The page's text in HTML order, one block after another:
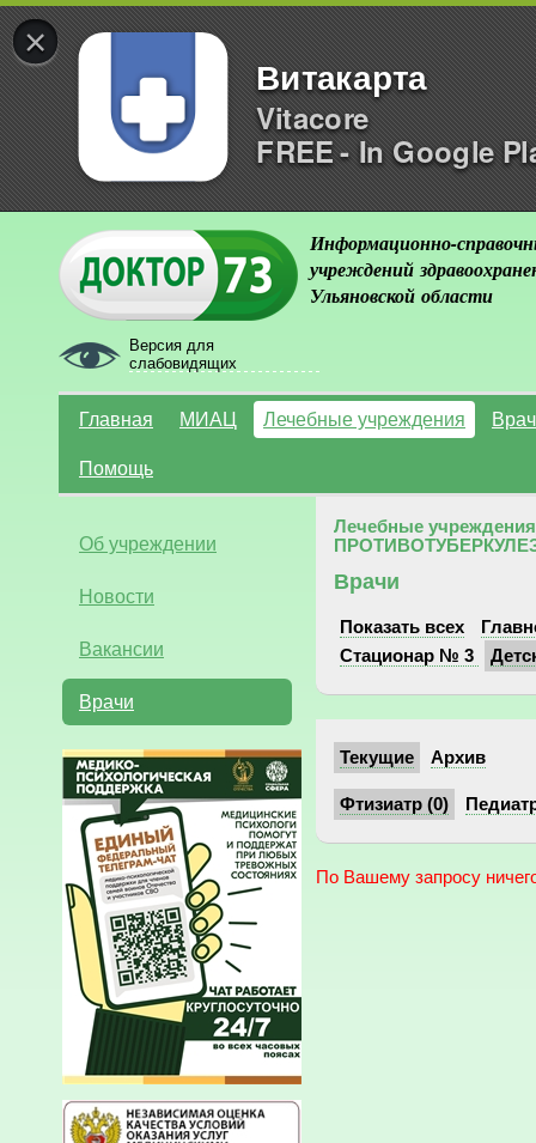
×
Витакарта
Vitacore
FREE - In Google
Версия для
слабовидящих
Информационно-
учреждений
Ульяновской области
Главная МИАЦ Лечебные учреждения
Помощь
Об учреждении
Новости
Вакансии
Врачи
Лечебные учреждения
Врачи
Показать всех
Стационар № 3
Текущие Архив
Фтизиатр (0)
По Вашему запросу